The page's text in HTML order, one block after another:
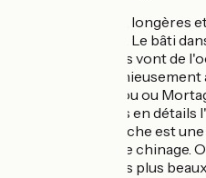
Belles demeures, longères
ce parcours vélo. Le bâti
couleurs chaudes vont de
s'intègre harmonieusement
Nogent-le-Rotrou ou
de découvrir plus en
noter que Le Perche est
en France pour le chinage.
pour dénicher les plus